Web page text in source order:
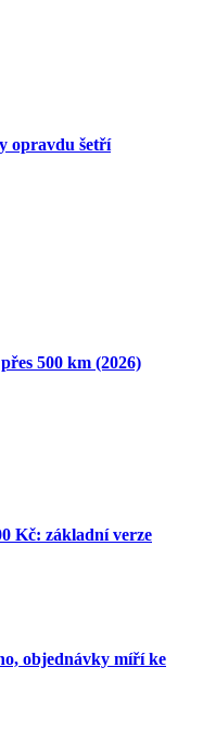
opravdu šetří
500 km (2026)
Kč: základní verze
objednávky míří ke